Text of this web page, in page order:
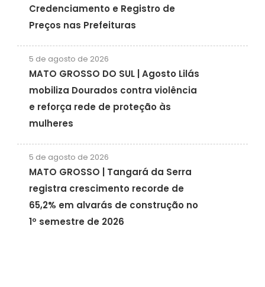
Credenciamento e Registro de
Preços nas Prefeituras
5 de agosto de 2026
MATO GROSSO DO SUL | Agosto Lilás
mobiliza Dourados contra violência
e reforça rede de proteção às
mulheres
5 de agosto de 2026
MATO GROSSO | Tangará da Serra
registra crescimento recorde de
65,2% em alvarás de construção no
1º semestre de 2026